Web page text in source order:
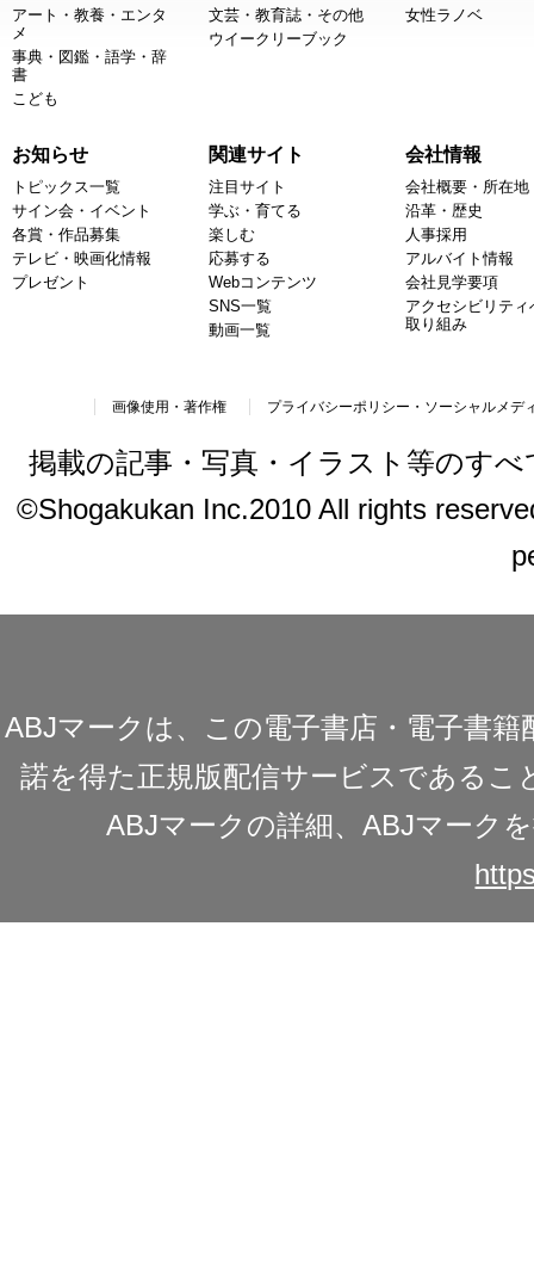
アート・教養・エンタ
メ
事典・図鑑・語学・辞
書
こども
文芸・教育誌・その他
ウイークリーブック
女性ラノベ
お知らせ
トピックス一覧
サイン会・イベント
各賞・作品募集
テレビ・映画化情報
プレゼント
関連サイト
注目サイト
学ぶ・育てる
楽しむ
応募する
Webコンテンツ
SNS一覧
動画一覧
会社情報
会社概要・所在地
沿革・歴史
人事採用
アルバイト情報
会社見学要項
アクセシビリティ
取り組み
画像使用・著作権 プライバシーポリシー・ソーシャルメデ
掲載の記事・写真・イラスト等のす
©Shogakukan Inc.2010 All rights
ABJマークは、この電子書店・電子書
諾を得た正規版配信サービスであるこ
ABJマークの詳細、ABJマーク